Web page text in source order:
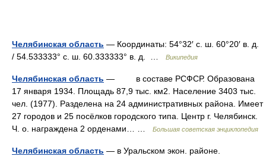
Челябинская область — Координаты: 54°32′ с. ш. 60°20′ в. д.
/ 54.533333° с. ш. 60.333333° в. д. …
Википедия
Челябинская область — в составе РСФСР. Образована
17 января 1934. Площадь 87,9 тыс. км2. Население 3403 тыс.
чел. (1977). Разделена на 24 административных района. Имеет
27 городов и 25 посёлков городского типа. Центр г. Челябинск.
Ч. о. награждена 2 орденами… …
Большая советская энциклопедия
Челябинская область — в Уральском экон. районе.